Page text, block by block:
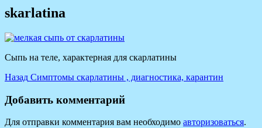
skarlatina
Сыпь на теле, характерная для скарлатины
Навигация
по
записям
Назад Предыдущая
Симптомы скарлатины , диагностика, карантин
Добавить комментарий
Для отправки комментария вам необходимо авторизоваться.